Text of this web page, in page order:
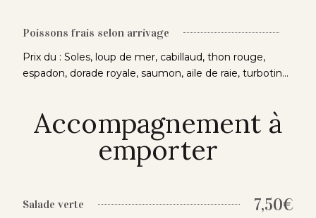
Poissons frais selon arrivage
Prix du : Soles, loup de mer, cabillaud, thon rouge,
espadon, dorade royale, saumon, aile de raie, turbotin...
Accompagnement à
emporter
Salade verte 7,50€